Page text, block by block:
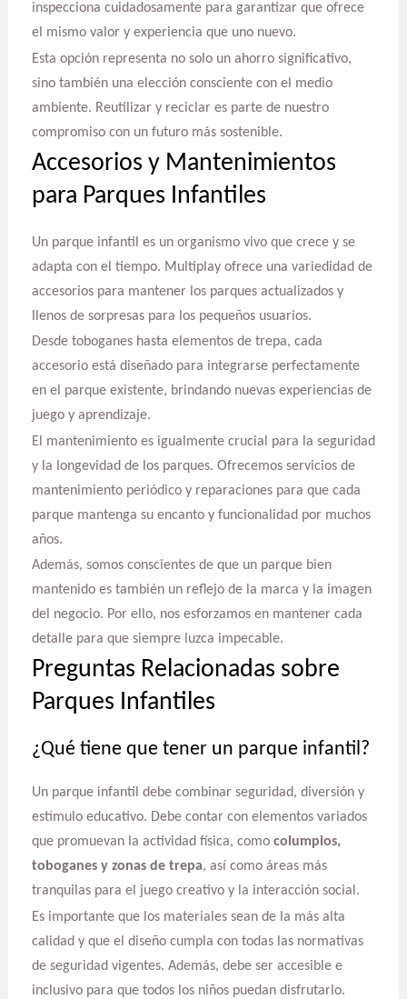
inspecciona cuidadosamente para garantizar que ofrece
el mismo valor y experiencia que uno nuevo.
Esta opción representa no solo un ahorro significativo,
sino también una elección consciente con el medio
ambiente. Reutilizar y reciclar es parte de nuestro
compromiso con un futuro más sostenible.
Accesorios y Mantenimientos
para Parques Infantiles
Un parque infantil es un organismo vivo que crece y se
adapta con el tiempo. Multiplay ofrece una variedidad de
accesorios para mantener los parques actualizados y
llenos de sorpresas para los pequeños usuarios.
Desde toboganes hasta elementos de trepa, cada
accesorio está diseñado para integrarse perfectamente
en el parque existente, brindando nuevas experiencias de
juego y aprendizaje.
El mantenimiento es igualmente crucial para la seguridad
y la longevidad de los parques. Ofrecemos servicios de
mantenimiento periódico y reparaciones para que cada
parque mantenga su encanto y funcionalidad por muchos
años.
Además, somos conscientes de que un parque bien
mantenido es también un reflejo de la marca y la imagen
del negocio. Por ello, nos esforzamos en mantener cada
detalle para que siempre luzca impecable.
Preguntas Relacionadas sobre
Parques Infantiles
¿Qué tiene que tener un parque infantil?
Un parque infantil debe combinar seguridad, diversión y
estímulo educativo. Debe contar con elementos variados
que promuevan la actividad física, como columpios,
toboganes y zonas de trepa, así como áreas más
tranquilas para el juego creativo y la interacción social.
Es importante que los materiales sean de la más alta
calidad y que el diseño cumpla con todas las normativas
de seguridad vigentes. Además, debe ser accesible e
inclusivo para que todos los niños puedan disfrutarlo.